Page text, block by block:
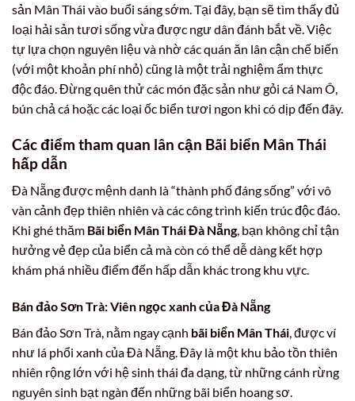
sản Mân Thái vào buổi sáng sớm. Tại đây, bạn sẽ tìm thấy đủ
loại hải sản tươi sống vừa được ngư dân đánh bắt về. Việc
tự lựa chọn nguyên liệu và nhờ các quán ăn lân cận chế biến
(với một khoản phí nhỏ) cũng là một trải nghiệm ẩm thực
độc đáo. Đừng quên thử các món đặc sản như gỏi cá Nam Ô,
bún chả cá hoặc các loại ốc biển tươi ngon khi có dịp đến đây.
Các điểm tham quan lân cận Bãi biển Mân Thái
hấp dẫn
Đà Nẵng được mệnh danh là “thành phố đáng sống” với vô
vàn cảnh đẹp thiên nhiên và các công trình kiến trúc độc đáo.
Khi ghé thăm Bãi biển Mân Thái Đà Nẵng, bạn không chỉ tận
hưởng vẻ đẹp của biển cả mà còn có thể dễ dàng kết hợp
khám phá nhiều điểm đến hấp dẫn khác trong khu vực.
Bán đảo Sơn Trà: Viên ngọc xanh của Đà Nẵng
Bán đảo Sơn Trà, nằm ngay cạnh bãi biển Mân Thái, được ví
như lá phổi xanh của Đà Nẵng. Đây là một khu bảo tồn thiên
nhiên rộng lớn với hệ sinh thái đa dạng, từ những cánh rừng
nguyên sinh bạt ngàn đến những bãi biển hoang sơ.